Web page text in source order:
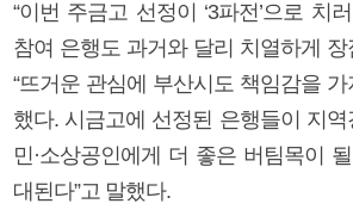
“이번 주금고 선정이 ‘3파전’으로 치
참여 은행도 과거와 달리 치열하게 장
“뜨거운 관심에 부산시도 책임감을
했다. 시금고에 선정된 은행들이 지
민·소상공인에게 더 좋은 버팀목이
대된다”고 말했다.